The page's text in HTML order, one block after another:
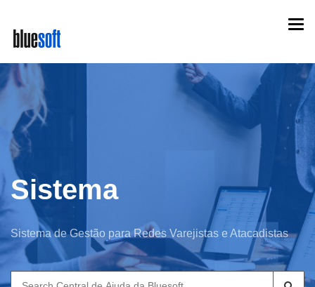
main
content
Sistema
Sistema de Gestão para Redes Varejistas e Atacadistas
Search